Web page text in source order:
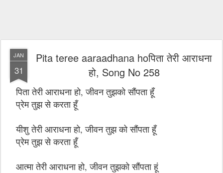
JAN
31
Pita teree aaraadhana hoपिता तेरी आराधना
हो, Song No 258
पिता तेरी आराधना हो, जीवन तुझको सौंपता हूँ
प्रेम तुझ से करता हूँ
यीशु तेरी आराधना हो, जीवन तुझ को सौंपता हूँ
प्रेम तुझ से करता हूँ
आत्मा तेरी आराधना हो, जीवन तुझको सौंपता हूं